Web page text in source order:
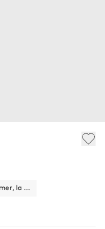
Vue panoramique sur la mer, la nature